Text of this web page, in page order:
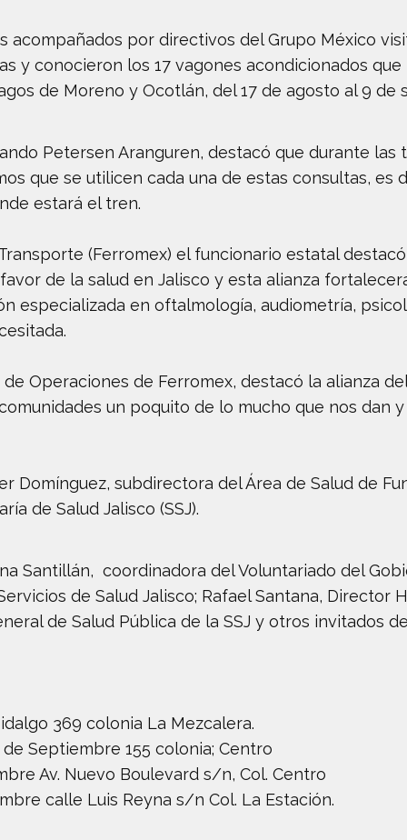
acompañados por directivos del Grupo México
y conocieron los 17 vagones acondicionados
de Moreno y Ocotlán, del 17 de agosto al 9 de
Petersen Aranguren, destacó que durante
que se utilicen cada una de estas consultas, es
estará el tren.
(Ferromex) el funcionario estatal
de la salud en Jalisco y esta alianza
especializada en oftalmología, audiometría,
Operaciones de Ferromex, destacó la alianza
un poquito de lo mucho que nos dan
Domínguez, subdirectora del Área de Salud de
de Salud Jalisco (SSJ).
Santillán, coordinadora del Voluntariado del
de Salud Jalisco; Rafael Santana, Director
de Salud Pública de la SSJ y otros invitados
369 colonia La Mezcalera.
Septiembre 155 colonia; Centro
Av. Nuevo Boulevard s/n, Col. Centro
calle Luis Reyna s/n Col. La Estación.